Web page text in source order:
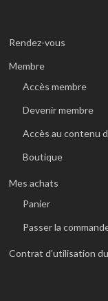
Rendez-vous
Membre
Accès membre
Devenir membre
Accès au contenu
Boutique
Mes achats
Panier
Passer la
Contrat d’utilisation